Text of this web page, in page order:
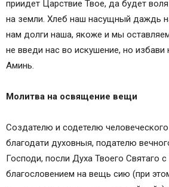
приидет Царствие Твое, да будет
на земли. Хлеб наш насущный даждь
нам долги наша, якоже и мы
не введи нас во искушение, но избави
Аминь.
Молитва на освящение вещи
Создателю и содетелю
благодати духовныя, подателю
Господи, посли Духа Твоего Святаго
благословением на вещь сию (при